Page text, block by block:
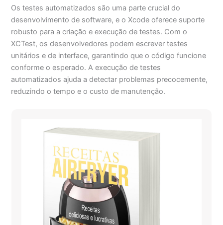
Os testes automatizados são uma parte crucial do
desenvolvimento de software, e o Xcode oferece suporte
robusto para a criação e execução de testes. Com o
XCTest, os desenvolvedores podem escrever testes
unitários e de interface, garantindo que o código funcione
conforme o esperado. A execução de testes
automatizados ajuda a detectar problemas precocemente,
reduzindo o tempo e o custo de manutenção.